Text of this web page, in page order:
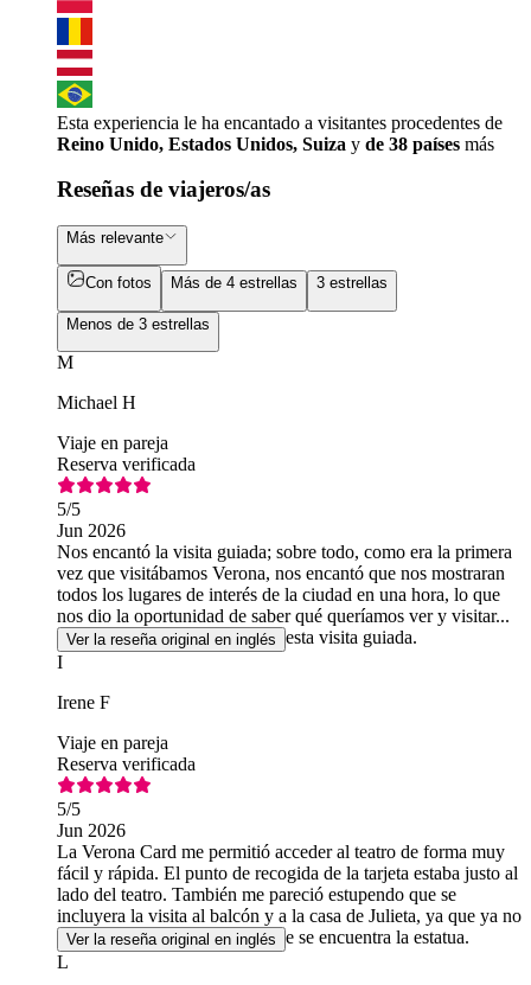
Esta experiencia le ha encantado a visitantes procedentes de
Reino Unido, Estados Unidos, Suiza y de 38 países más
Reseñas de viajeros/as
Más relevante
Con fotos Más de 4 estrellas 3 estrellas
Menos de 3 estrellas
M
Michael H
Viaje en pareja
Reserva verificada
5/5
Jun 2026
Nos encantó la visita guiada; sobre todo, como era la primera
vez que visitábamos Verona, nos encantó que nos mostraran
todos los lugares de interés de la ciudad en una hora, lo que
nos dio la oportunidad de saber qué queríamos ver y visitar...
Recomiendo encarecidamente esta visita guiada.
Ver la reseña original en inglés
I
Irene F
Viaje en pareja
Reserva verificada
5/5
Jun 2026
La Verona Card me permitió acceder al teatro de forma muy
fácil y rápida. El punto de recogida de la tarjeta estaba justo al
lado del teatro. También me pareció estupendo que se
incluyera la visita al balcón y a la casa de Julieta, ya que ya no
es gratuito visitar el patio donde se encuentra la estatua.
Ver la reseña original en inglés
L